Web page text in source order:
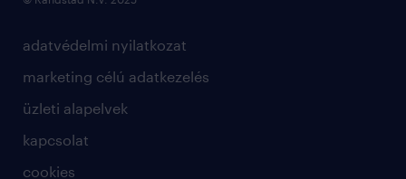
adatvédelmi nyilatkozat
marketing célú adatkezelés
üzleti alapelvek
kapcsolat
cookies